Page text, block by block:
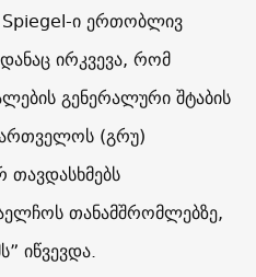
Spiegel-ი ერთობლივ
ირკვევა, რომ
გენერალური შტაბის
(გრუ)
თავდასხმებს
თანამშრომლებზე,
იწვევდა.